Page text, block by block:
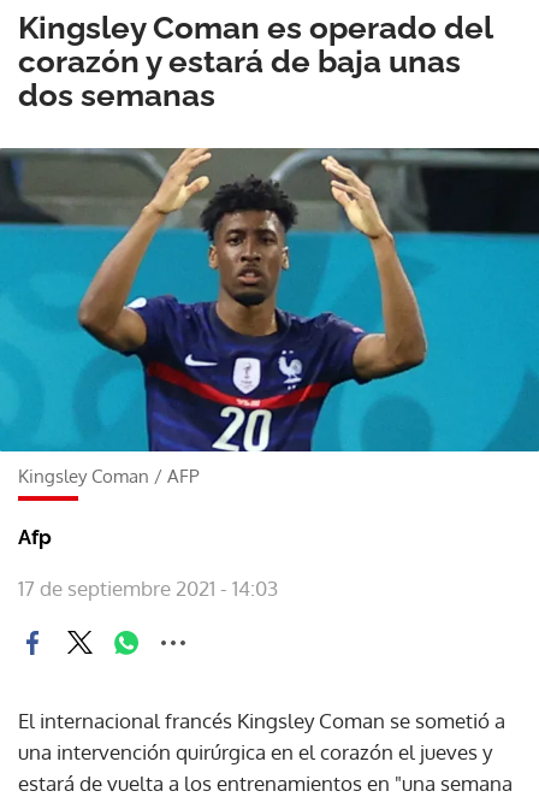
Kingsley Coman es operado del
corazón y estará de baja unas
dos semanas
Kingsley Coman / AFP
Afp
17 de septiembre 2021 - 14:03
El internacional francés Kingsley Coman se sometió a
una intervención quirúrgica en el corazón el jueves y
estará de vuelta a los entrenamientos en "una semana